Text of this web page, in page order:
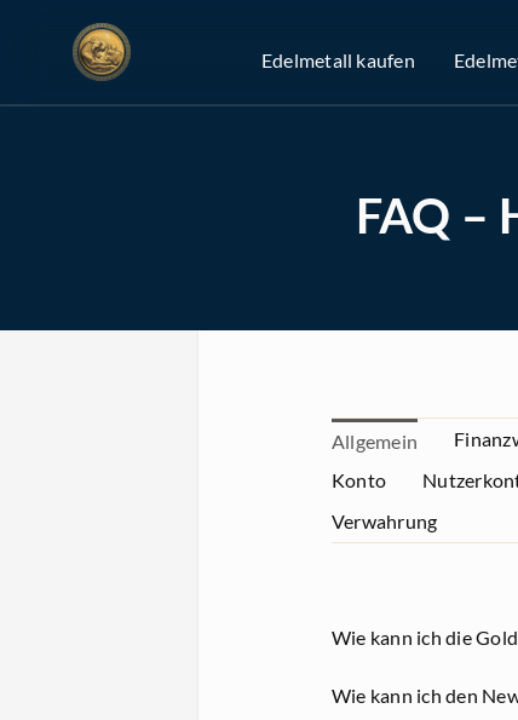
Edelmetall kaufen
FAQ –
Allgemein
Konto
Verwahrung
Wie kann ich die
Wie kann ich den